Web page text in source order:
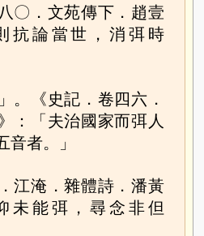
〇．文苑傳下．趙壹
抗論當世，消弭時
。《史記．卷四六．
：「夫治國家而弭人
音者。」
江淹．雜體詩．潘黃
未能弭，尋念非但